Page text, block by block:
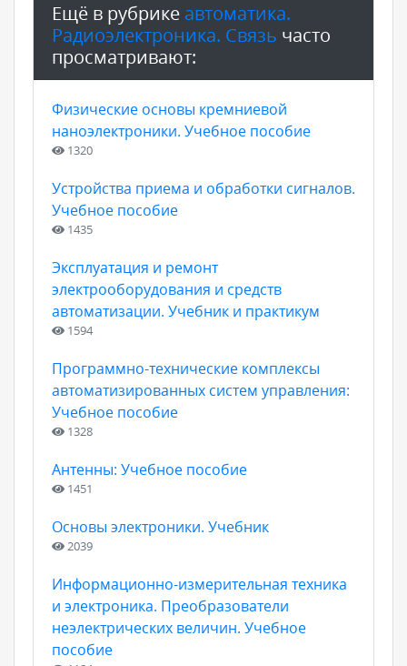
Ещё в рубрике автоматика.
Радиоэлектроника. Связь часто
просматривают:
Физические основы кремниевой
наноэлектроники. Учебное пособие
1320
Устройства приема и обработки сигналов.
Учебное пособие
1435
Эксплуатация и ремонт
электрооборудования и средств
автоматизации. Учебник и практикум
1594
Программно-технические комплексы
автоматизированных систем управления:
Учебное пособие
1328
Антенны: Учебное пособие
1451
Основы электроники. Учебник
2039
Информационно-измерительная техника
и электроника. Преобразователи
неэлектрических величин. Учебное
пособие